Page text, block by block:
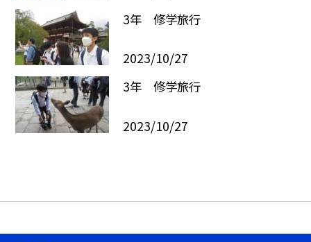
3年 修学旅行
2023/10/27
3年 修学旅行
2023/10/27